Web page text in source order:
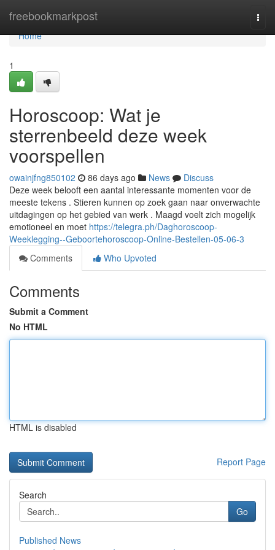
freebookmarkpost
Home
Home
1
Horoscoop: Wat je
sterrenbeeld deze week
voorspellen
owainjfng850102 86 days ago News
Discuss
Deze week belooft een aantal interessante momenten voor de
meeste tekens . Stieren kunnen op zoek gaan naar onverwachte
uitdagingen op het gebied van werk . Maagd voelt zich mogelijk
emotioneel en moet https://telegra.ph/Daghoroscoop-
Weeklegging--Geboortehoroscoop-Online-Bestellen-05-06-3
Comments
Who Upvoted
Comments
Submit a Comment
No HTML
HTML is disabled
Report Page
Search
Go
Published News